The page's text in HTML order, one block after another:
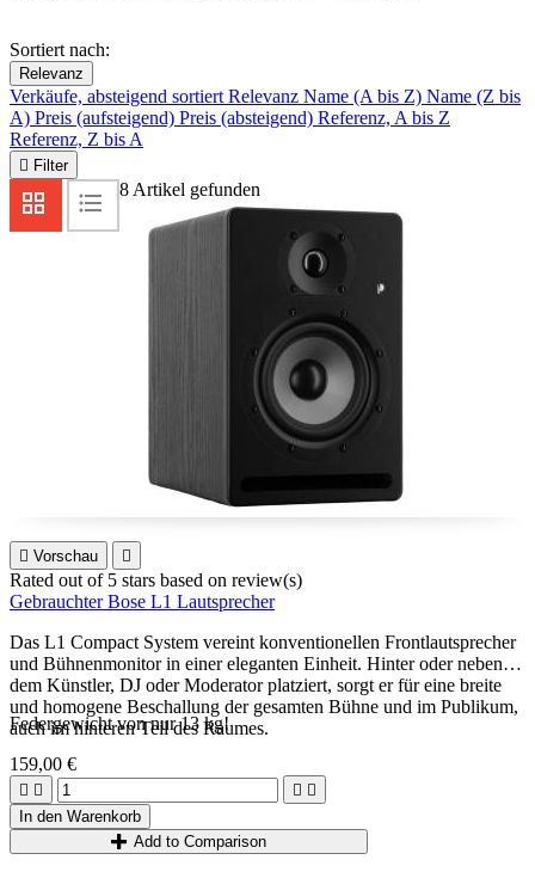
Sortiert nach:
Relevanz
Verkäufe, absteigend sortiert Relevanz Name (A bis Z) Name (Z bis
A) Preis (aufsteigend) Preis (absteigend) Referenz, A bis Z
Referenz, Z bis A
 Filter
8 Artikel gefunden
 Vorschau 
Rated out of 5 stars based on review(s)
Gebrauchter Bose L1 Lautsprecher
Das L1 Compact System vereint konventionellen Frontlautsprecher
und Bühnenmonitor in einer eleganten Einheit. Hinter oder neben
dem Künstler, DJ oder Moderator platziert, sorgt er für eine breite
und homogene Beschallung der gesamten Bühne und im Publikum,
auch im hinteren Teil des Raumes.
Federgewicht von nur 13 kg!
159,00 €
   
In den Warenkorb
Add to Comparison